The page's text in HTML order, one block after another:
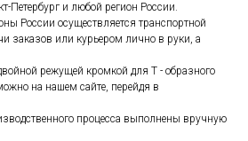
Петербург и любой регион России.
России осуществляется транспортной
заказов или курьером лично в руки, а
режущей кромкой для T - образного
на нашем сайте, перейдя в
процесса выполнены вручную